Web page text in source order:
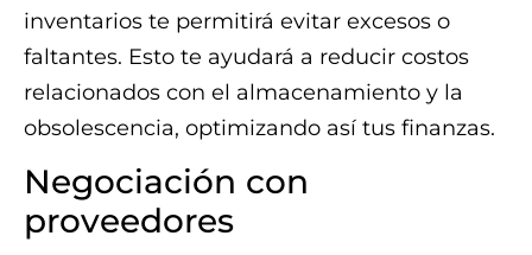
inventarios te permitirá evitar excesos o
faltantes. Esto te ayudará a reducir costos
relacionados con el almacenamiento y la
obsolescencia, optimizando así tus finanzas.
Negociación con
proveedores